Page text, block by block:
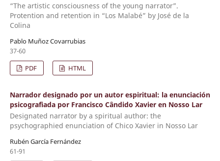
“The artistic consciousness of the young narrator”.
Protention and retention in “Los Malabé” by José de la
Colina
Pablo Muñoz Covarrubias
37-60
PDF
HTML
Narrador designado por un autor espiritual: la enunciación
psicografiada por Francisco Cândido Xavier en Nosso Lar
Designated narrator by a spiritual author: the
psychographied enunciation of Chico Xavier in Nosso Lar
Rubén García Fernández
61-91